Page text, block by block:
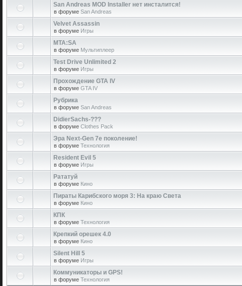
San Andreas MOD Installer нет инсталится!
в форуме San Andreas
Velvet Assassin
в форуме Игры
MTA:SA
в форуме Мультиплеер
Test Drive Unlimited 2
в форуме Игры
Прохождение GTA IV
в форуме GTA IV
Рубрика
в форуме San Andreas
DidierSachs-???
в форуме Clothes Pack
Эра Next-Gen 7е поколение!
в форуме Технология
Resident Evil 5
в форуме Игры
Рататуй
в форуме Кино
Пираты Карибского моря 3: На краю Света
в форуме Кино
КПК
в форуме Технология
Крепкий орешек 4.0
в форуме Кино
Silent Hill 5
в форуме Игры
Коммуникаторы и GPS!
в форуме Технология